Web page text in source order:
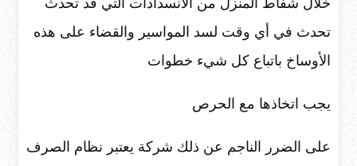
تحدث في أي وقت لسد المواسير والقضاء على هذه
الأوساخ باتباع كل شيء خطوات
يجب اتخاذها مع الحرص
على الضرر الناجم عن ذلك شركة يعتبر نظام الصرف